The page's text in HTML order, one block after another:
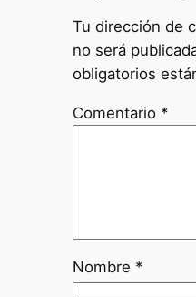
Tu dirección de
no será
obligatorios
Comentario *
Nombre *